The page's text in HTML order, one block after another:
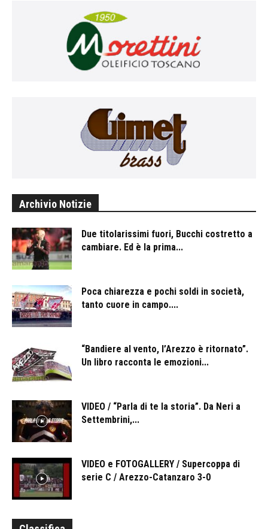
Archivio Notizie
Due titolarissimi fuori, Bucchi costretto a
cambiare. Ed è la prima...
Poca chiarezza e pochi soldi in società,
tanto cuore in campo....
“Bandiere al vento, l’Arezzo è ritornato”.
Un libro racconta le emozioni...
VIDEO / “Parla di te la storia”. Da Neri a
Settembrini,...
VIDEO e FOTOGALLERY / Supercoppa di
serie C / Arezzo-Catanzaro 3-0